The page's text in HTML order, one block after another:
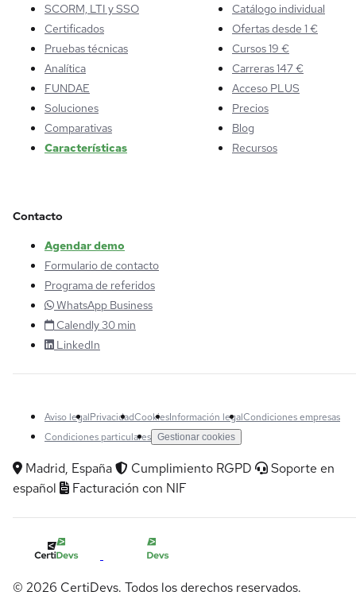
SCORM, LTI y SSO
Certificados
Pruebas técnicas
Analítica
FUNDAE
Soluciones
Comparativas
Características
Catálogo individual
Ofertas desde 1 €
Cursos 19 €
Carreras 147 €
Acceso PLUS
Precios
Blog
Recursos
Contacto
Agendar demo
Formulario de contacto
Programa de referidos
WhatsApp Business
Calendly 30 min
LinkedIn
Aviso legalPrivacidadCookiesInformación legalCondiciones empresas
Condiciones particulares Gestionar cookies
Madrid, España Cumplimiento RGPD
Soporte en
español
Facturación con NIF
© 2026 CertiDevs. Todos los derechos reservados.